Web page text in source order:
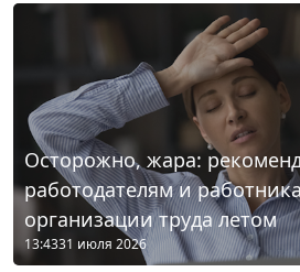
Осторожно, жара:
работодателям и
организации труда летом
13:4331 июля 2026